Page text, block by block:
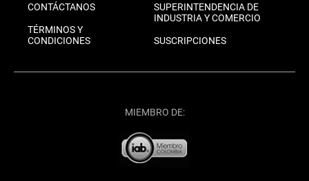
CONTÁCTANOS
TÉRMINOS Y
CONDICIONES
SUPERINTENDENCIA DE
INDUSTRIA Y COMERCIO
SUSCRIPCIONES
MIEMBRO DE: